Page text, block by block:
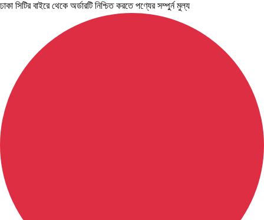
ঢাকা সিটির বাইরে থেকে অর্ডারটি নিশ্চিত করতে পণ্যের সম্পুর্ন মুল্য